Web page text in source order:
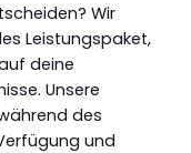
Wir
Leistungspaket,
deine
Unsere
des
und